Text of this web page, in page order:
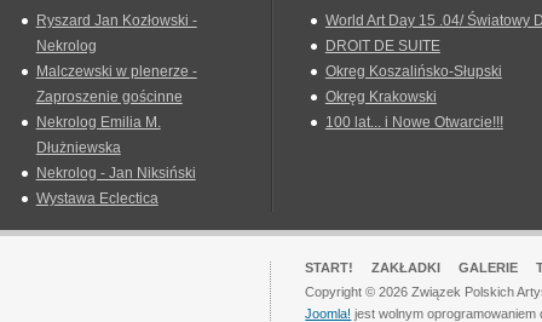
Ryszard Jan Kozłowski -
Nekrolog
Malczewski w plenerze -
Zaproszenie gościnne
Nekrolog Emilia M.
Dłużniewska
Nekrolog - Jan Niksiński
Wystawa Eclectica
World Art Day 15 .04/ Światowy
DROIT DE SUITE
Okreg Koszalińsko-Słupski
Okręg Krakowski
100 lat... i Nowe Otwarcie!!!
START! ZAKŁADKI GALERIE
Copyright © 2026 Związek Polskich
Joomla! jest wolnym